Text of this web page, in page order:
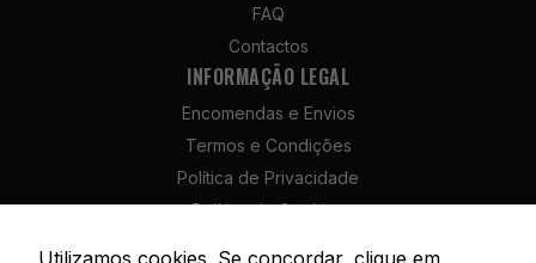
FAQ
Contactos
INFORMAÇÃO LEGAL
Encomendas e Envios
Termos e Condições
Política de Privacidade
Política de Cookies
Utilizamos cookies. Se concordar, clique em
do site.
Estatísticas
Para que
possamos